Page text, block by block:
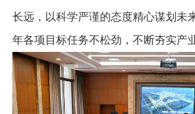
长远，以科学严谨的态度精心谋划未
年各项目标任务不松劲，不断夯实产